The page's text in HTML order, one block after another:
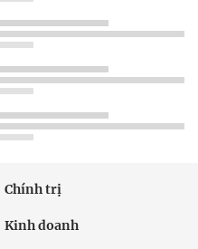
Chính trị
Kinh doanh